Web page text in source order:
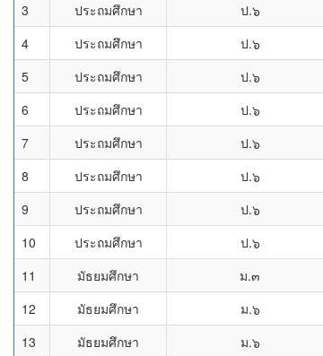
3
ประถมศึกษา ป.๖
4
ประถมศึกษา ป.๖
5
ประถมศึกษา ป.๖
6
ประถมศึกษา ป.๖
7
ประถมศึกษา ป.๖
8
ประถมศึกษา ป.๖
9
ประถมศึกษา ป.๖
10
ประถมศึกษา ป.๖
11
มัธยมศึกษา ม.๓
12
มัธยมศึกษา ม.๖
13
มัธยมศึกษา ม.๖